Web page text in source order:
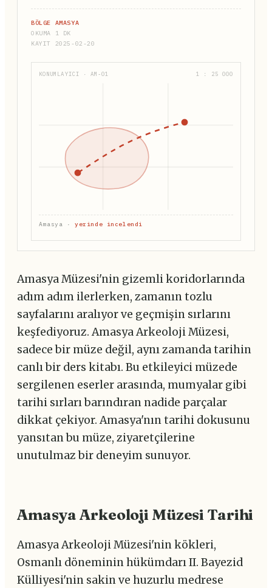
BÖLGE AMASYA
OKUMA 1 DK
KAYIT 2025-02-20
KONUMLAYICI · AM-01 1 : 25 000
Amasya ·yerinde incelendi
Amasya Müzesi'nin gizemli koridorlarında
adım adım ilerlerken, zamanın tozlu
sayfalarını aralıyor ve geçmişin sırlarını
keşfediyoruz. Amasya Arkeoloji Müzesi,
sadece bir müze değil, aynı zamanda tarihin
canlı bir ders kitabı. Bu etkileyici müzede
sergilenen eserler arasında, mumyalar gibi
tarihi sırları barındıran nadide parçalar
dikkat çekiyor. Amasya'nın tarihi dokusunu
yansıtan bu müze, ziyaretçilerine
unutulmaz bir deneyim sunuyor.
Amasya Arkeoloji Müzesi Tarihi
Amasya Arkeoloji Müzesi'nin kökleri,
Osmanlı döneminin hükümdarı II. Bayezid
Külliyesi'nin sakin ve huzurlu medrese